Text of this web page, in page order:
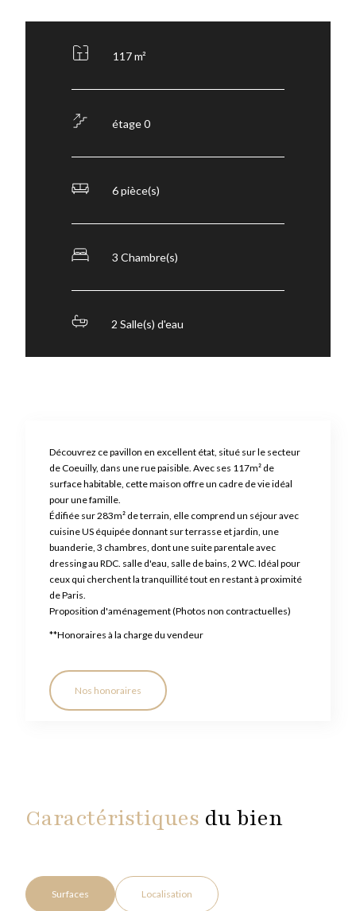
117 m²
étage 0
6 pièce(s)
3 Chambre(s)
2 Salle(s) d'eau
Découvrez ce pavillon en excellent état, situé sur le secteur
de Coeuilly, dans une rue paisible. Avec ses 117m² de
surface habitable, cette maison offre un cadre de vie idéal
pour une famille.
Édifiée sur 283m² de terrain, elle comprend un séjour avec
cuisine US équipée donnant sur terrasse et jardin, une
buanderie, 3 chambres, dont une suite parentale avec
dressing au RDC. salle d'eau, salle de bains, 2 WC. Idéal pour
ceux qui cherchent la tranquillité tout en restant à proximité
de Paris.
Proposition d'aménagement (Photos non contractuelles)
**Honoraires à la charge du vendeur
Nos honoraires
Caractéristiques du bien
Surfaces Localisation